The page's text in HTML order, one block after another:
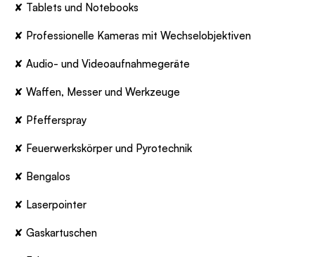
✘ Tablets und Notebooks
✘ Professionelle Kameras mit Wechselobjektiven
✘ Audio- und Videoaufnahmegeräte
✘ Waffen, Messer und Werkzeuge
✘ Pfefferspray
✘ Feuerwerkskörper und Pyrotechnik
✘ Bengalos
✘ Laserpointer
✘ Gaskartuschen